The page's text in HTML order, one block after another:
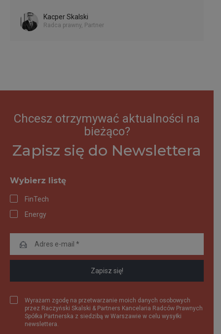
Kacper Skalski
Radca prawny, Partner
Chcesz otrzymywać aktualności na
bieżąco?
Zapisz się do Newslettera
Wybierz listę
FinTech
Energy
Wyrażam zgodę na przetwarzanie moich danych osobowych
przez Raczyński Skalski & Partners Kancelaria Radców Prawnych
Spółka Partnerska z siedzibą w Warszawie w celu wysyłki
newslettera.